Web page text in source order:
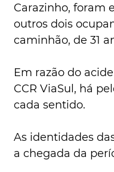
Carazinho, foram
outros dois
caminhão, de 31
Em razão do
CCR ViaSul, há
cada sentido.
As identidades
a chegada da